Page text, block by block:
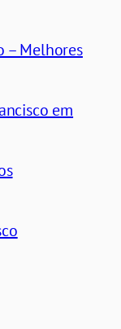
– Melhores
em